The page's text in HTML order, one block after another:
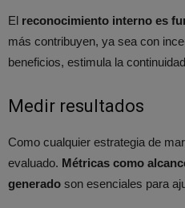
El reconocimiento interno es
más contribuyen, ya sea con
beneficios, estimula la
Medir resultados
Como cualquier estrategia de
evaluado. Métricas como
generado son esenciales para